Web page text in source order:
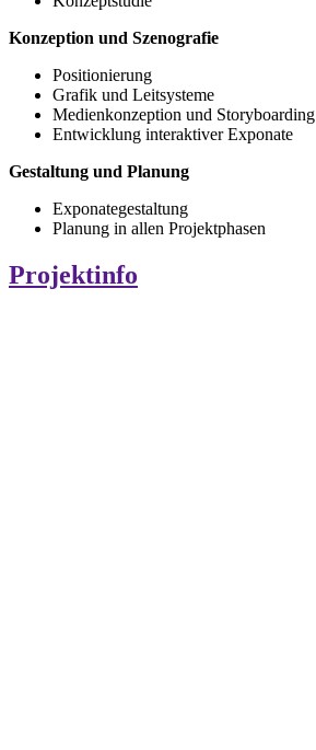
Konzeption und Szenografie
Positionierung
Grafik und Leitsysteme
Medienkonzeption und Storyboarding
Entwicklung interaktiver Exponate
Gestaltung und Planung
Exponategestaltung
Planung in allen Projektphasen
Projektinfo